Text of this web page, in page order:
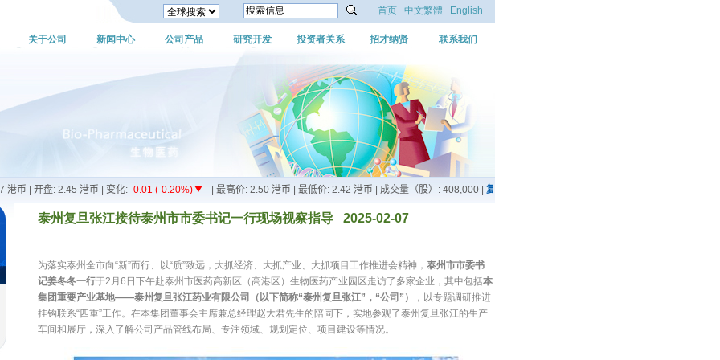
首页 中文繁體 English
关于公司 新闻中心 公司产品 研究开发 投资者关系 招才纳贤 联系我们
泰州复旦张江接待泰州市市委书记一行现场视察指导 2025-02-07
为落实泰州全市向“新”而行、以“质”致远，大抓经济、大抓产业、大抓项目工作推进会精神， 泰州市市委书
记姜冬冬一行于2月6日下午赴泰州市医药高新区（高港区）生物医药产业园区走访了多家企业，其中包括本
集团重要产业基地——泰州复旦张江药业有限公司（以下简称“泰州复旦张江” ， “公司 ” ）
，以专题调研推进
挂钩联系“四重”工作。在本集团董事会主席兼总经理赵大君先生的陪同下，实地参观了泰州复旦张江的生产
车间和展厅，深入了解公司产品管线布局、专注领域、规划定位、项目建设等情况。